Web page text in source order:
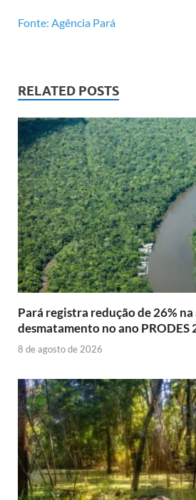
Fonte: Agência Pará
RELATED POSTS
Pará registra redução de 26%
desmatamento no ano PRODES
8 de agosto de 2026